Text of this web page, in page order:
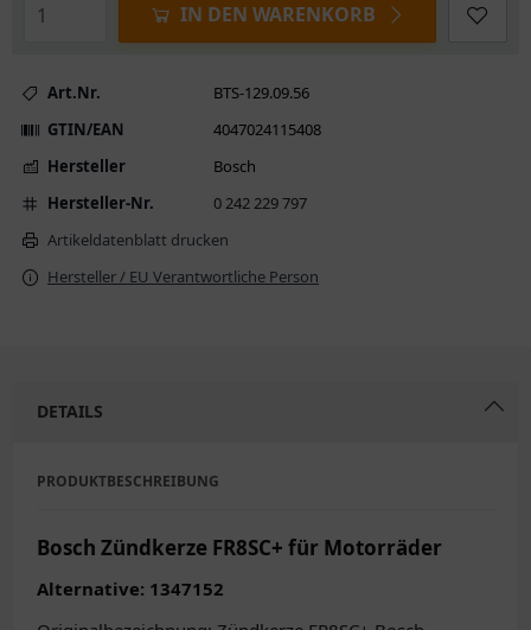
IN DEN WARENKORB
Art.Nr.
BTS-129.09.56
GTIN/EAN
4047024115408
Hersteller
Bosch
Hersteller-Nr.
0 242 229 797
Artikeldatenblatt drucken
Hersteller / EU Verantwortliche Person
DETAILS
PRODUKTBESCHREIBUNG
Bosch Zündkerze FR8SC+ für Motorräder
Alternative: 1347152